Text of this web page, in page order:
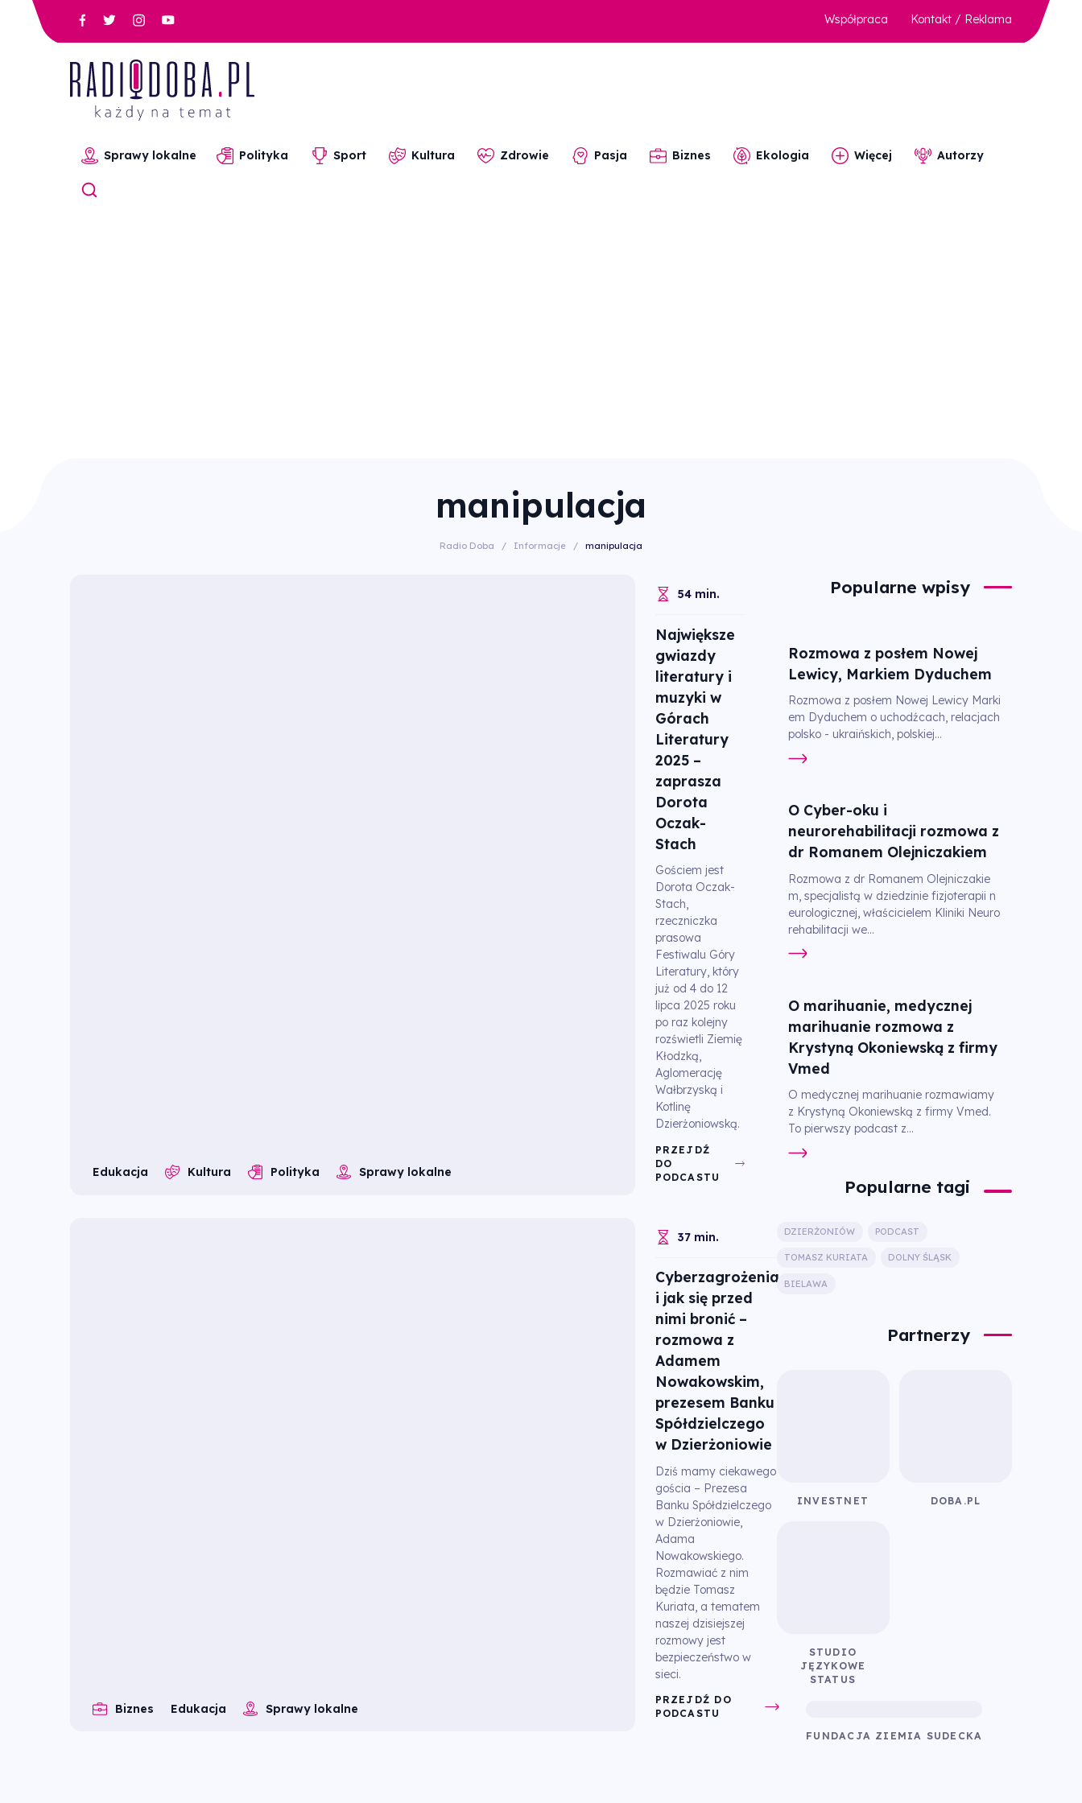
Współpraca Kontakt / Reklama
Sprawy lokalne Polityka Sport Kultura Zdrowie Pasja Biznes Ekologia Więcej Autorzy
manipulacja
Radio Doba / Informacje / manipulacja
Edukacja Kultura Polityka Sprawy lokalne
54 min.
Największe
gwiazdy
literatury i
muzyki w
Górach
Literatury
2025 –
zaprasza
Dorota
Oczak-
Stach
Gościem jest
Dorota Oczak-
Stach,
rzeczniczka
prasowa
Festiwalu Góry
Literatury, który
już od 4 do 12
lipca 2025 roku
po raz kolejny
rozświetli Ziemię
Kłodzką,
Aglomerację
Wałbrzyską i
Kotlinę
Dzierżoniowską.
PRZEJDŹ
DO
PODCASTU
Biznes Edukacja Sprawy lokalne
37 min.
Cyberzagrożenia
i jak się przed
nimi bronić –
rozmowa z
Adamem
Nowakowskim,
prezesem Banku
Spółdzielczego
w Dzierżoniowie
Dziś mamy ciekawego
gościa – Prezesa
Banku Spółdzielczego
w Dzierżoniowie,
Adama
Nowakowskiego.
Rozmawiać z nim
będzie Tomasz
Kuriata, a tematem
naszej dzisiejszej
rozmowy jest
bezpieczeństwo w
sieci.
PRZEJDŹ DO
PODCASTU
Popularne wpisy
Rozmowa z posłem Nowej
Lewicy, Markiem Dyduchem
Rozmowa z posłem Nowej Lewicy Marki
em Dyduchem o uchodźcach, relacjach
polsko - ukraińskich, polskiej...
O Cyber-oku i
neurorehabilitacji rozmowa z
dr Romanem Olejniczakiem
Rozmowa z dr Romanem Olejniczakie
m, specjalistą w dziedzinie fizjoterapii n
eurologicznej, właścicielem Kliniki Neuro
rehabilitacji we...
O marihuanie, medycznej
marihuanie rozmowa z
Krystyną Okoniewską z firmy
Vmed
O medycznej marihuanie rozmawiamy
z Krystyną Okoniewską z firmy Vmed.
To pierwszy podcast z...
Popularne tagi
DZIERŻONIÓW PODCAST
TOMASZ KURIATA DOLNY ŚLĄSK
BIELAWA
Partnerzy
INVESTNET DOBA.PL
STUDIO
JĘZYKOWE
STATUS
FUNDACJA ZIEMIA SUDECKA